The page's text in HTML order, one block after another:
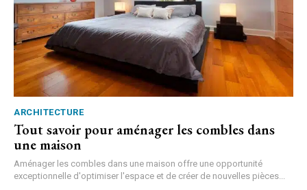
ARCHITECTURE
Tout savoir pour aménager les combles dans
une maison
Aménager les combles dans une maison offre une opportunité
exceptionnelle d'optimiser l'espace et de créer de nouvelles pièces...